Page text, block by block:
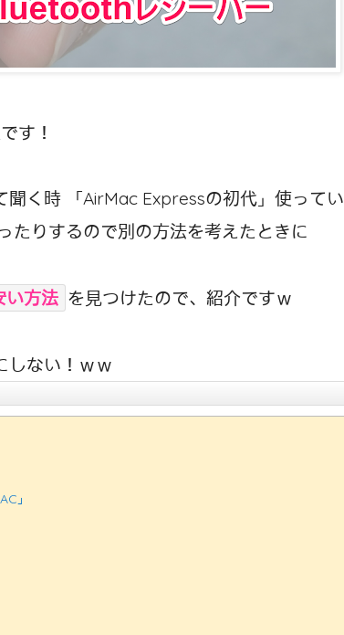
す！
く時 「AirMac Expressの初代」使ってい
たりするので別の方法を考えたときに
い方法 を見つけたので、紹介ですｗ
しない！ｗｗ
」